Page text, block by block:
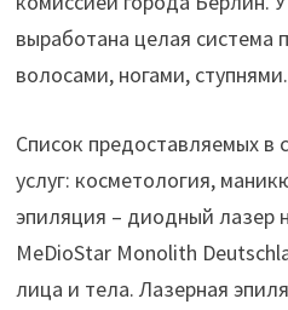
выработана целая система
волосами, ногами, ступнями.
Список предоставляемых в
услуг: косметология,
эпиляция – диодный лазер
MeDioStar Monolith
лица и тела. Лазерная